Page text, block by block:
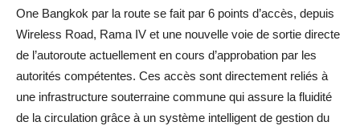
One Bangkok par la route se fait par 6 points d’accès, depuis
Wireless Road, Rama IV et une nouvelle voie de sortie directe
de l’autoroute actuellement en cours d’approbation par les
autorités compétentes. Ces accès sont directement reliés à
une infrastructure souterraine commune qui assure la fluidité
de la circulation grâce à un système intelligent de gestion du